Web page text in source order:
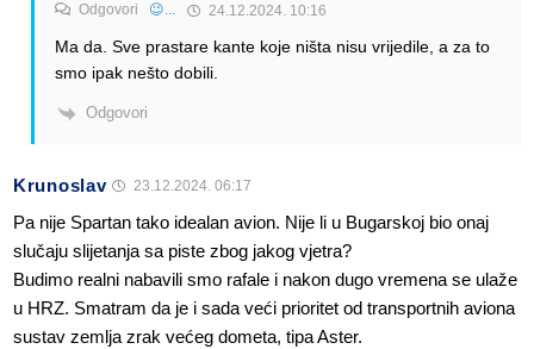
Odgovori 😉... 24.12.2024. 10:16
Ma da. Sve prastare kante koje ništa nisu vrijedile, a za to
smo ipak nešto dobili.
Odgovori
Krunoslav 23.12.2024. 06:17
Pa nije Spartan tako idealan avion. Nije li u Bugarskoj bio onaj
slučaju slijetanja sa piste zbog jakog vjetra?
Budimo realni nabavili smo rafale i nakon dugo vremena se ulaže
u HRZ. Smatram da je i sada veći prioritet od transportnih aviona
sustav zemlja zrak većeg dometa, tipa Aster.